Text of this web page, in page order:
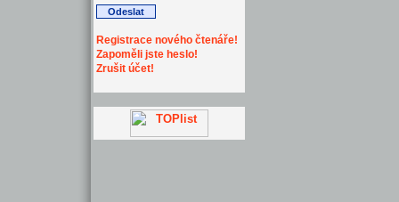
Registrace nového čtenáře!
Zapoměli jste heslo!
Zrušit účet!